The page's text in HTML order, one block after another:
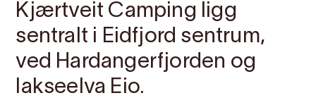
Kjærtveit Camping ligg
sentralt i Eidfjord sentrum,
ved Hardangerfjorden og
lakseelva Eio.